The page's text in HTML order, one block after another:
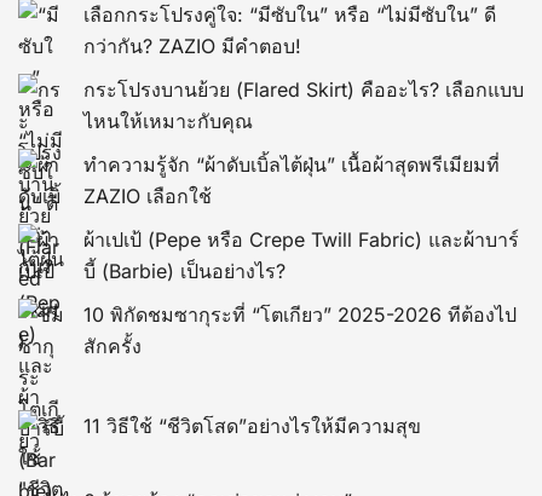
เลือกกระโปรงคู่ใจ: “มีซับใน” หรือ “ไม่มีซับใน” ดี
กว่ากัน? ZAZIO มีคำตอบ!
กระโปรงบานย้วย (Flared Skirt) คืออะไร? เลือกแบบ
ไหนให้เหมาะกับคุณ
ทำความรู้จัก “ผ้าดับเบิ้ลไต้ฝุ่น” เนื้อผ้าสุดพรีเมียมที่
ZAZIO เลือกใช้
ผ้าเปเป้ (Pepe หรือ Crepe Twill Fabric) และผ้าบาร์
บี้ (Barbie) เป็นอย่างไร?
10 พิกัดชมซากุระที่ “โตเกียว” 2025-2026 ทีต้องไป
สักครั้ง
11 วิธีใช้ “ชีวิตโสด”อย่างไรให้มีความสุข